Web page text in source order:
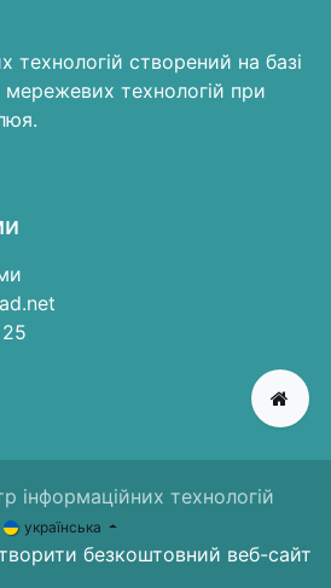
технологій створений на базі
мережевих технологій при
інформаційних технологій
українська
безкоштовний веб-сайт